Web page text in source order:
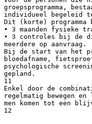
groepsprogramma,
individueel begeleid
Dit (korte)
• 3 maanden fysieke
• 3 controles bij de
meerdere op aanvraag.
Bij de start van het
bloedafname,
psychologische
gepland.
11
Enkel door de
regelmatig bewegen
men komen tot een